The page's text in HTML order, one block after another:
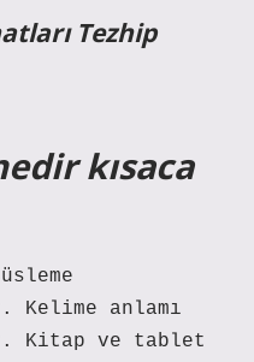
Tezhip
kısaca
anlamı
Kitap ve tablet